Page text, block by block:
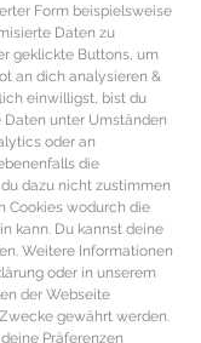
Form beispielsweise
Daten zu
geklickte Buttons, um
an dich analysieren &
einwilligst, bist du
unter Umständen
oder an
die
dazu nicht zustimmen
Cookies wodurch die
kann. Du kannst deine
Weitere Informationen
oder in unserem
der Webseite
gewährt werden.
Präferenzen
Fakten,